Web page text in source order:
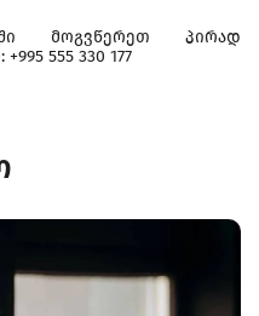
მოგვწერეთ პირად
555 330 177